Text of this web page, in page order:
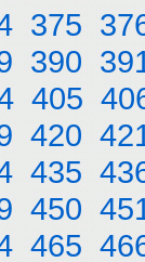
375
390
405
420
435
450
465